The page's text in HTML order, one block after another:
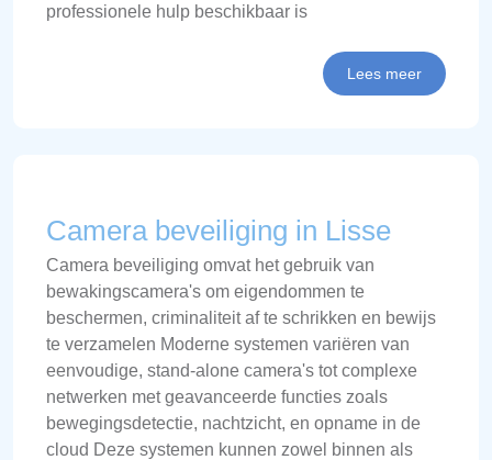
professionele hulp beschikbaar is
Lees meer
Camera beveiliging in Lisse
Camera beveiliging omvat het gebruik van
bewakingscamera's om eigendommen te
beschermen, criminaliteit af te schrikken en bewijs
te verzamelen Moderne systemen variëren van
eenvoudige, stand-alone camera's tot complexe
netwerken met geavanceerde functies zoals
bewegingsdetectie, nachtzicht, en opname in de
cloud Deze systemen kunnen zowel binnen als